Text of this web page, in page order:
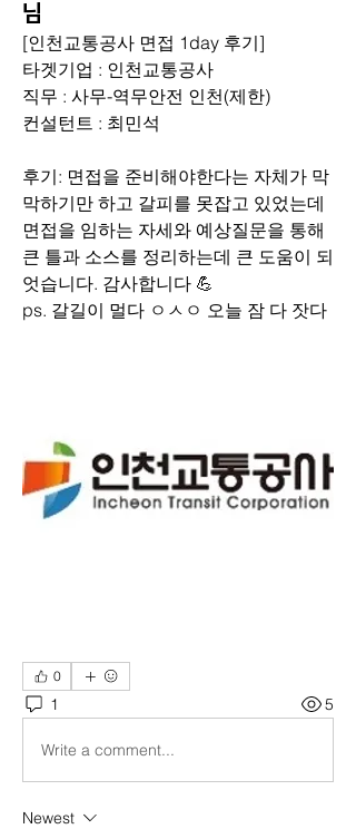
님
[인천교통공사 면접 1day 후기]
타겟기업 : 인천교통공사
직무 : 사무-역무안전 인천(제한)
컨설턴트 : 최민석
후기: 면접을 준비해야한다는 자체가 막
막하기만 하고 갈피를 못잡고 있었는데
면접을 임하는 자세와 예상질문을 통해
큰 틀과 소스를 정리하는데 큰 도움이 되
엇습니다. 감사합니다 💪
ps. 갈길이 멀다 ㅇㅅㅇ 오늘 잠 다 잣다
0
1 5
Write a comment...
Newest